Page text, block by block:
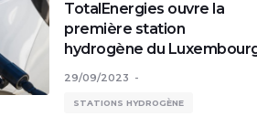
TotalEnergies ouvre la
première station
hydrogène du
29/09/2023
STATIONS HYDROGÈNE